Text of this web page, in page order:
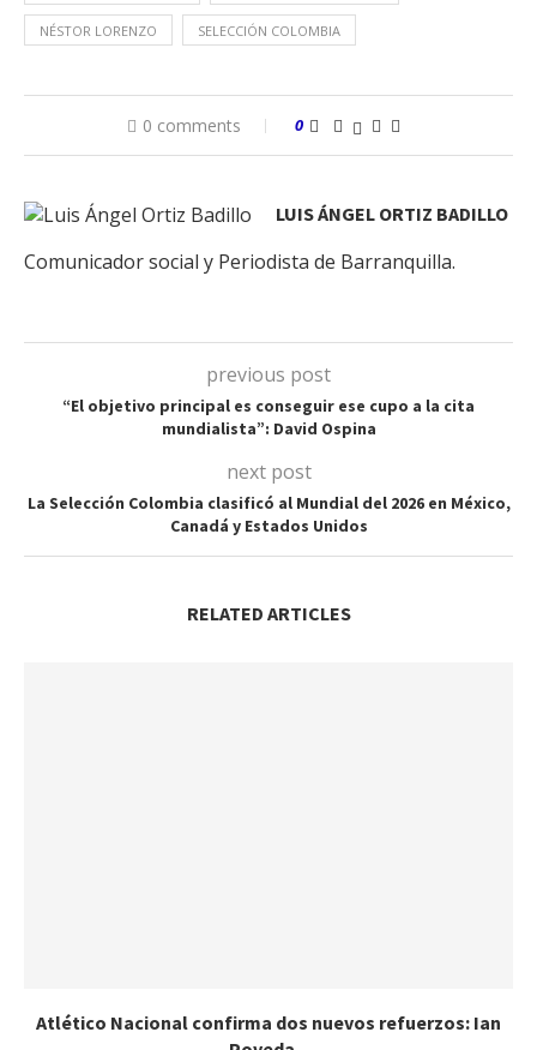
NÉSTOR LORENZO SELECCIÓN COLOMBIA
0 comments 0
LUIS ÁNGEL ORTIZ BADILLO
Comunicador social y Periodista de Barranquilla.
previous post
“El objetivo principal es conseguir ese cupo a la cita
mundialista”: David Ospina
next post
La Selección Colombia clasificó al Mundial del 2026 en México,
Canadá y Estados Unidos
RELATED ARTICLES
Atlético Nacional confirma dos nuevos refuerzos: Ian